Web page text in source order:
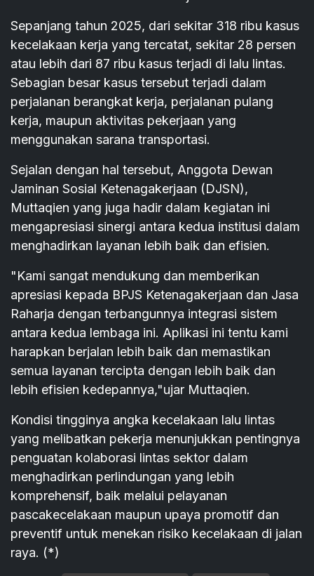
Sepanjang tahun 2025, dari sekitar 318 ribu kasus
kecelakaan kerja yang tercatat, sekitar 28 persen
atau lebih dari 87 ribu kasus terjadi di lalu lintas.
Sebagian besar kasus tersebut terjadi dalam
perjalanan berangkat kerja, perjalanan pulang
kerja, maupun aktivitas pekerjaan yang
menggunakan sarana transportasi.
Sejalan dengan hal tersebut, Anggota Dewan
Jaminan Sosial Ketenagakerjaan (DJSN),
Muttaqien yang juga hadir dalam kegiatan ini
mengapresiasi sinergi antara kedua institusi dalam
menghadirkan layanan lebih baik dan efisien.
"Kami sangat mendukung dan memberikan
apresiasi kepada BPJS Ketenagakerjaan dan Jasa
Raharja dengan terbangunnya integrasi sistem
antara kedua lembaga ini. Aplikasi ini tentu kami
harapkan berjalan lebih baik dan memastikan
semua layanan tercipta dengan lebih baik dan
lebih efisien kedepannya,"ujar Muttaqien.
Kondisi tingginya angka kecelakaan lalu lintas
yang melibatkan pekerja menunjukkan pentingnya
penguatan kolaborasi lintas sektor dalam
menghadirkan perlindungan yang lebih
komprehensif, baik melalui pelayanan
pascakecelakaan maupun upaya promotif dan
preventif untuk menekan risiko kecelakaan di jalan
raya. (*)